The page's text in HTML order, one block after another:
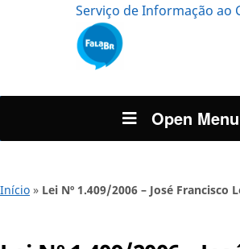
Serviço de Informação ao
Open Menu
Início » Lei Nº 1.409/2006 – José Francisco